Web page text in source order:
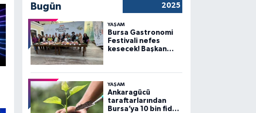
Bugün
2025
YAŞAM
Bursa Gastronomi
Festivali nefes
kesecek! Başkan
açıklama
YAŞAM
Ankaragücü
taraftarlarından
Bursa’ya 10 bin fidan